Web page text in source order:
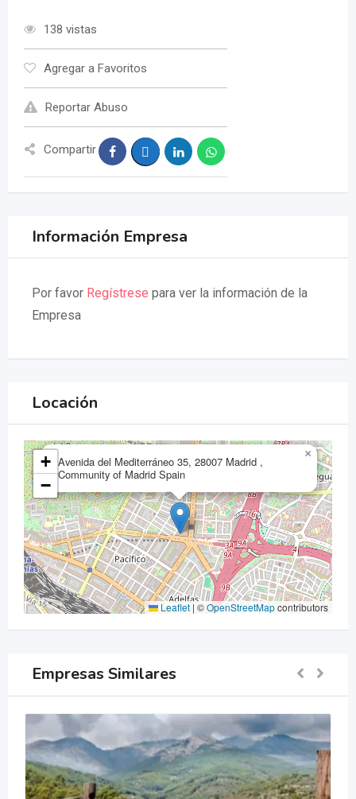
138 vistas
Agregar a Favoritos
Reportar Abuso
Compartir
Información Empresa
Por favor Regístrese para ver la información de la
Empresa
Locación
Avenida del Mediterráneo 35, 28007 Madrid ,
Community of Madrid Spain
×
+
−
Leaflet |©OpenStreetMapcontributors
Empresas Similares